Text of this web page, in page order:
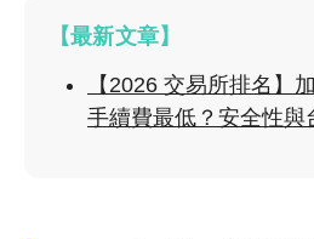
【最新文章】
【2026 交易所排名】
手續費最低？安全性與